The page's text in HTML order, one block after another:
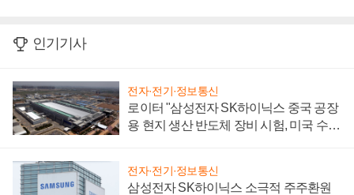
인기기사
전자·전기·정보통신
로이터 "삼성전자 SK하이닉스 중국 공장
용 현지 생산 반도체 장비 시험, 미국 수출
전자·전기·정보통신
삼성전자 SK하이닉스 소극적 주주환원